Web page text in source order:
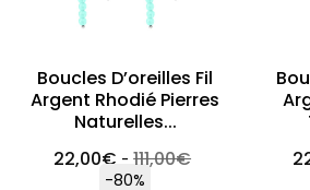
Boucles D’oreilles Fil
Argent Rhodié Pierres
Naturelles...
22,00€ -111,00€
-80%